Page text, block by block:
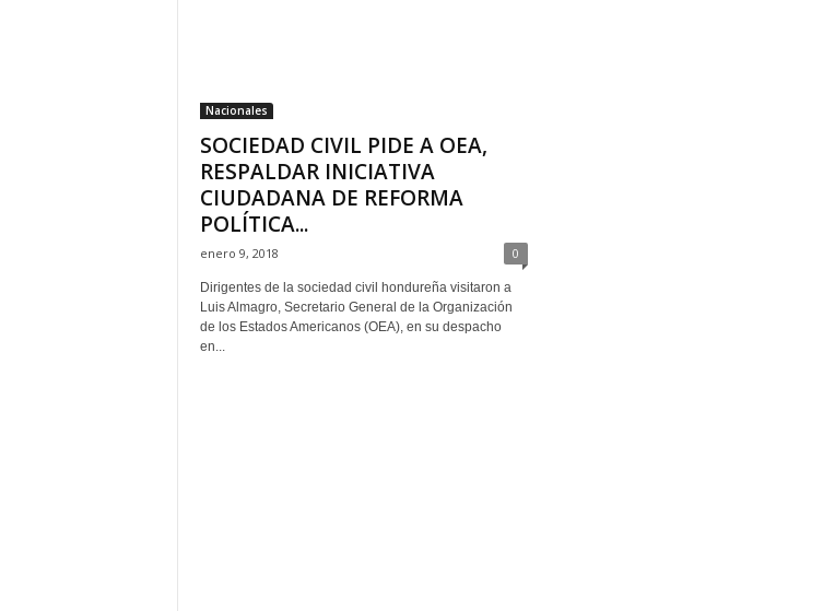
Nacionales
SOCIEDAD CIVIL PIDE A OEA,
RESPALDAR INICIATIVA
CIUDADANA DE REFORMA
POLÍTICA...
enero 9, 2018 0
Dirigentes de la sociedad civil hondureña visitaron a
Luis Almagro, Secretario General de la Organización
de los Estados Americanos (OEA), en su despacho
en...